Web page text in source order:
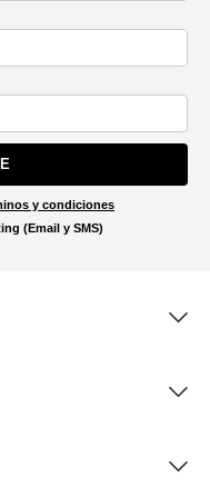
y condiciones
(Email y SMS)